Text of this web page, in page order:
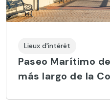
Lieux d'intérêt
Paseo Marítimo
más largo de la